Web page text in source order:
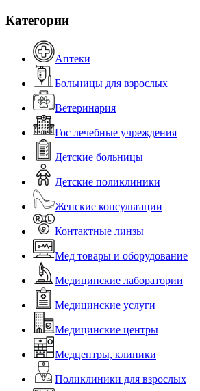
Категории
Аптеки
Больницы для взрослых
Ветеринария
Гос лечебные учреждения
Детские больницы
Детские поликлиники
Женские консультации
Контактные линзы
Мед товары и оборудование
Медицинские лаборатории
Медицинские услуги
Медицинские центры
Медцентры, клиники
Поликлиники для взрослых